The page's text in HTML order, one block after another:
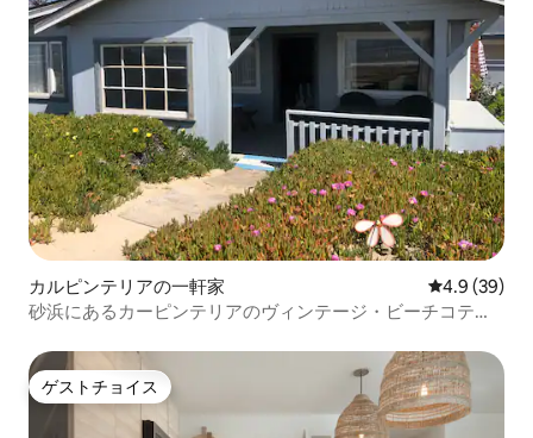
カルピンテリアの一軒家 レビュー39
4.9 (39)
砂浜にあるカーピンテリアのヴィンテージ・ビーチコテー
ゲストチョイス
ゲストチョイス